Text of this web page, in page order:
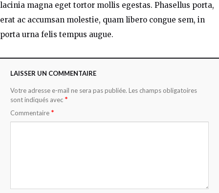
lacinia magna eget tortor mollis egestas. Phasellus porta,
erat ac accumsan molestie, quam libero congue sem, in
porta urna felis tempus augue.
LAISSER UN COMMENTAIRE
Votre adresse e-mail ne sera pas publiée. Les champs obligatoires
sont indiqués avec *
Commentaire *